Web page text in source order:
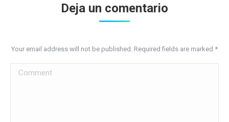
Deja un comentario
Your email address will not be published. Required fields are marked *
Comment